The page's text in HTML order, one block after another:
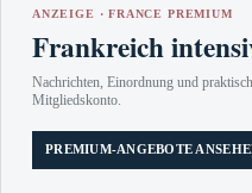
ANZEIGE · FRANCE PREMIUM
Frankreich
Nachrichten, Einordnung und
Mitgliedskonto.
PREMIUM-ANGEBOTE